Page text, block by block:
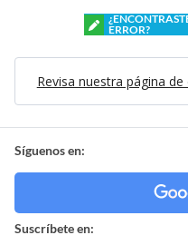
ERROR?
Revisa nuestra página
Síguenos en:
Suscríbete en: